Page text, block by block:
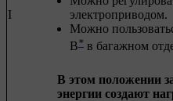
I
электроприводом.
Можно
В* в багажном
В этом положении
энергии создают